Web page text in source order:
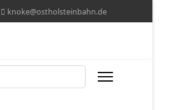
knoke@ostholsteinbahn.de